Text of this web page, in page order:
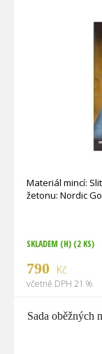
Materiál mincí:
žetonu: Nordic
SKLADEM (H) (2 KS)
790 Kč
včetně DPH 21 %
Sada oběžných